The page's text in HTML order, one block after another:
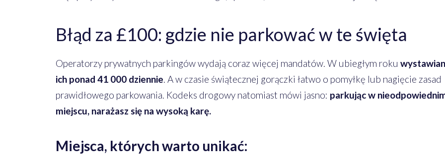
Błąd za £100: gdzie nie parkować w te święta
Operatorzy prywatnych parkingów wydają coraz więcej mandatów. W ubiegłym roku
ich ponad 41 000 dziennie. A w czasie świątecznej gorączki łatwo o pomyłkę lub nagięcie zasad
prawidłowego parkowania. Kodeks drogowy natomiast mówi jasno: parkując w
miejscu, narażasz się na wysoką karę.
Miejsca, których warto unikać: